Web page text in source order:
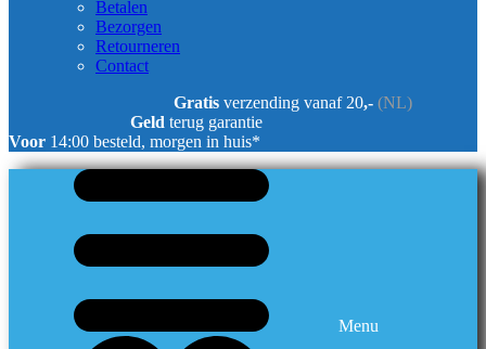
Betalen
Bezorgen
Retourneren
Contact
Gratis verzending vanaf 20,- (NL)
Geld terug garantie
Voor 14:00 besteld, morgen in huis*
Menu